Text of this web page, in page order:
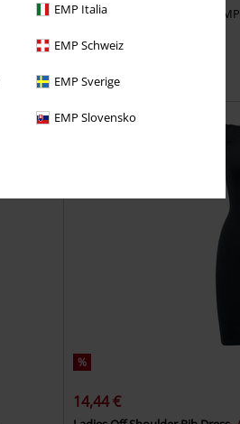
EMP Italia
EMP Schweiz
EMP Sverige
EMP Slovensko
Batik Maxi Dress RED by EMP
%
14,44 €